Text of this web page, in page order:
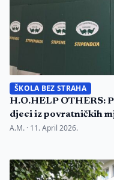
ŠKOLA BEZ STRAHA
H.O.HELP OTHERS:
djeci iz povratničkih
A.M. · 11. April 2026.